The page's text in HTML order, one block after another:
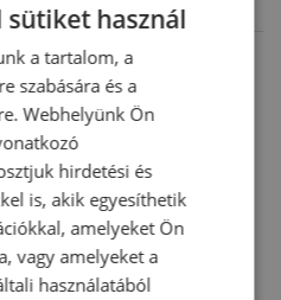
Gyerek okosórák
okosórák,Női okosórák
Vízálló okosórák
Smartic Ria 3 Pro okosóra
magyar menüvel
39990Ft
Ennek a terméknek több variációja
sütiket használ
a tartalom, a
szabására és a
Webhelyünk Ön
hirdetési és
is, akik egyesíthetik
amelyeket Ön
vagy amelyeket a
használatából